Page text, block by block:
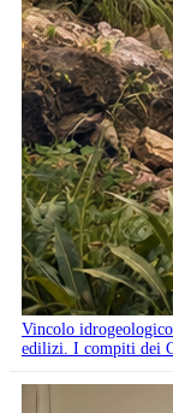
Vincolo
edilizi. I compiti dei